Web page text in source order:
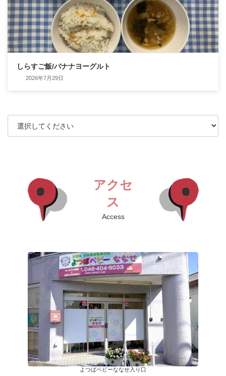
しらすご飯/バナナヨーグルト
2026年7月29日
アクセ
ス
Access
よつばベビーななせ入り口